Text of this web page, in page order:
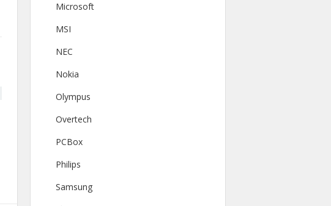
Microsoft
MSI
NEC
Nokia
Olympus
Overtech
PCBox
Philips
Samsung